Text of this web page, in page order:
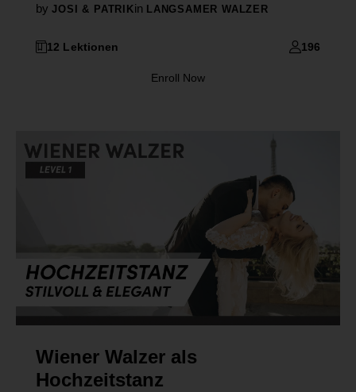
by JOSI & PATRIKin LANGSAMER WALZER
12 Lektionen 196
Enroll Now
Wiener Walzer als
Hochzeitstanz